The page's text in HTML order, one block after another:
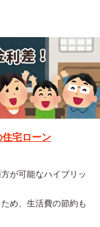
宅ローン
が可能なハイブリッ
め、生活費の節約も